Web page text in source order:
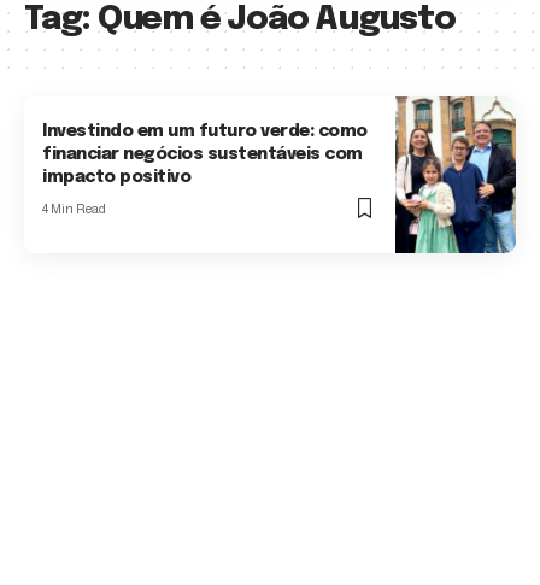
Tag: Quem é João Augusto
Investindo em um futuro verde: como
financiar negócios sustentáveis com
impacto positivo
4 Min Read